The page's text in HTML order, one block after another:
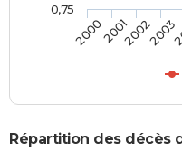
2000200120022003
0,75
Répartition des décès